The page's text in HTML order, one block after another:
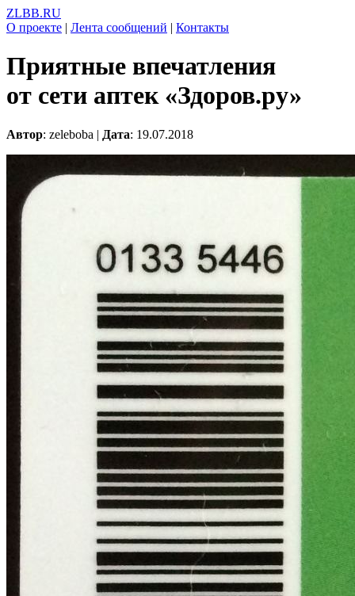
ZLBB.RU
О проекте | Лента сообщений | Контакты
Приятные впечатления
от сети аптек «Здоров.ру»
Автор: zeleboba | Дата: 19.07.2018